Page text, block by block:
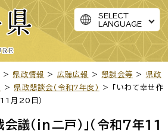
SELECT
LANGUAGE
> 県政情報 > 広聴広報 >懇談会等 >
県政
> 県政懇談会（令和7年度）
> 「いわて幸せ作
11月20日）
議（in二戸）」（令和7年11